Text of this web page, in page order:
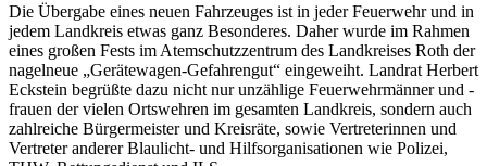
Die Übergabe eines neuen Fahrzeuges ist in jeder Feuerwehr und in
jedem Landkreis etwas ganz Besonderes. Daher wurde im Rahmen
eines großen Fests im Atemschutzzentrum des Landkreises Roth der
nagelneue „Gerätewagen-Gefahrengut“ eingeweiht. Landrat Herbert
Eckstein begrüßte dazu nicht nur unzählige Feuerwehrmänner und -
frauen der vielen Ortswehren im gesamten Landkreis, sondern auch
zahlreiche Bürgermeister und Kreisräte, sowie Vertreterinnen und
Vertreter anderer Blaulicht- und Hilfsorganisationen wie Polizei,